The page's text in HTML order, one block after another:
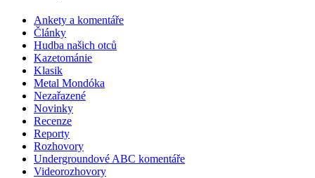
Ankety a komentáře
Články
Hudba našich otců
Kazetománie
Klasik
Metal Mondóka
Nezařazené
Novinky
Recenze
Reporty
Rozhovory
Undergroundové ABC komentáře
Videorozhovory